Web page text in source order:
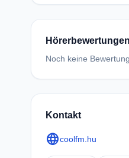
Hörerbewertungen
Noch keine
Kontakt
languagecoolfm.hu